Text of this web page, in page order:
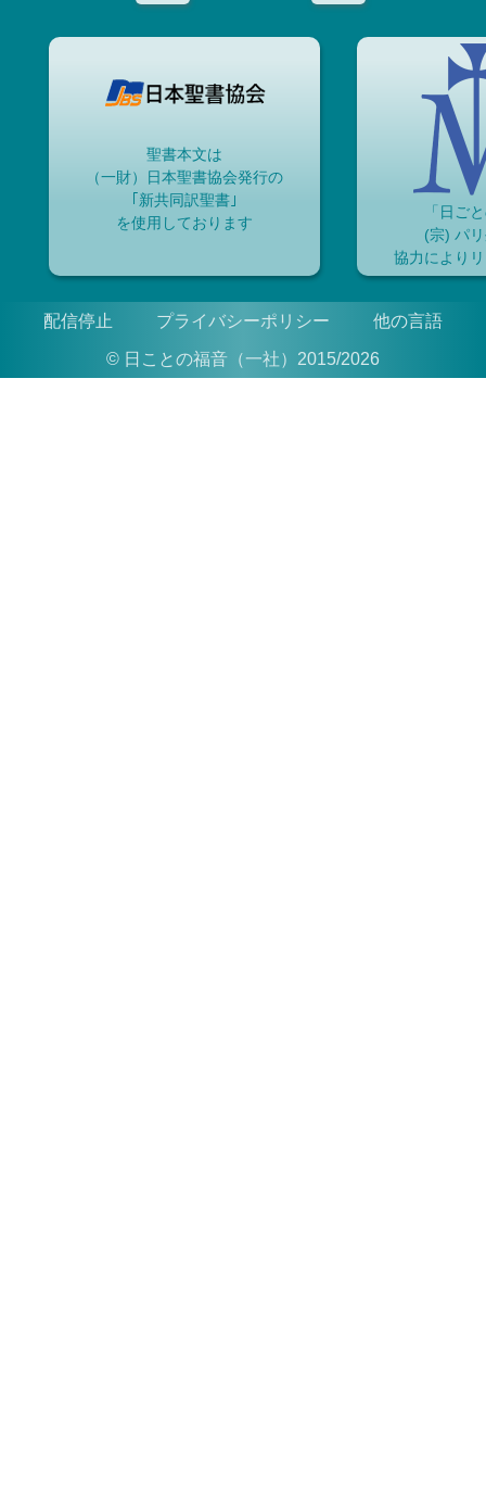
聖書本文は
（一財）日本聖書協会発行の
｢新共同訳聖書｣
を使用しております
「日ご
(宗) パ
協力により
配信停止 プライバシーポリシー 他の言語
© 日ことの福音（一社）2015/2026